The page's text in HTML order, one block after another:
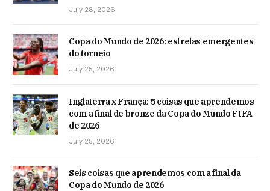
July 28, 2026
Copa do Mundo de 2026: estrelas emergentes
do torneio
July 25, 2026
Inglaterra x França: 5 coisas que aprendemos
com a final de bronze da Copa do Mundo FIFA
de 2026
July 25, 2026
Seis coisas que aprendemos com a final da
Copa do Mundo de 2026